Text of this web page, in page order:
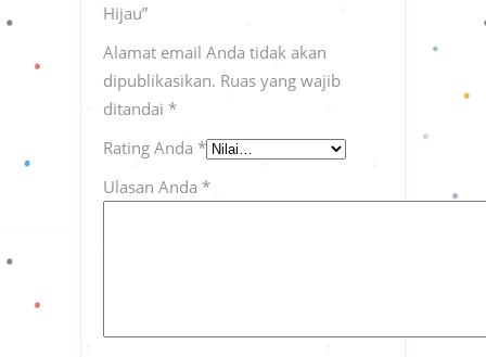
Hijau”
Alamat email Anda tidak akan
dipublikasikan. Ruas yang wajib
ditandai *
Rating Anda *
Ulasan Anda *